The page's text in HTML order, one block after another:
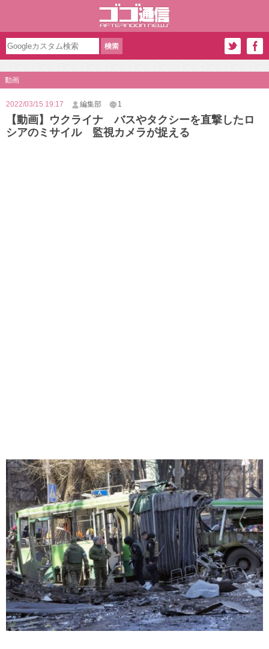
動画
2022/03/15 19:17 編集部 1
【動画】ウクライナ バスやタクシーを直撃したロ
シアのミサイル 監視カメラが捉える